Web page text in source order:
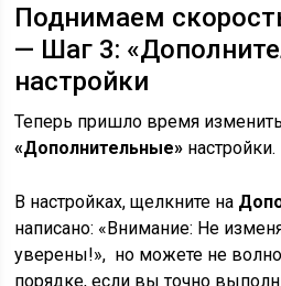
Поднимаем
— Шаг 3:
настройки
Теперь пришло время
«Дополнительные» настройки.
В настройках, щелкните на
написано: «Внимание: Не
уверены!», но можете не
порядке, если вы точно